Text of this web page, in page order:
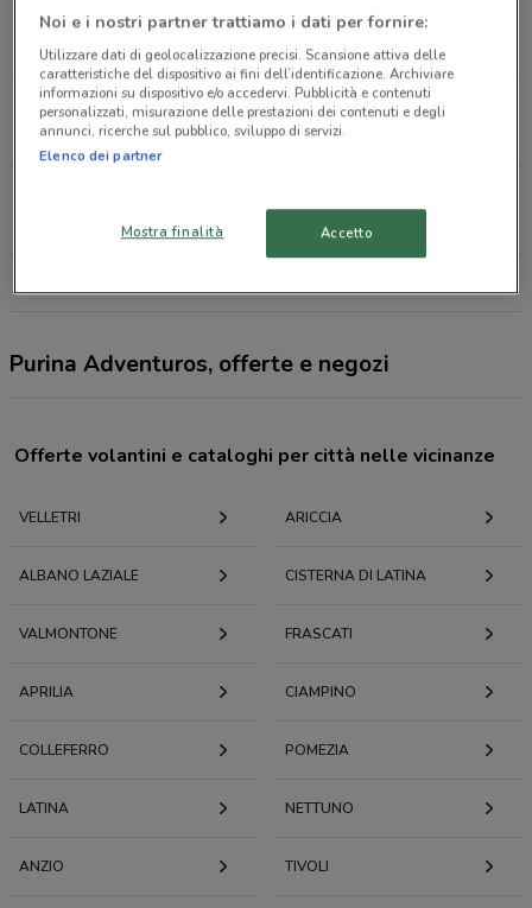
Piazza G. Impastato, 10/13 Genzano Di Roma
7.5 km
CHIUSO
Via delle Cerquette, snc Ariccia
9.1 km
CHIUSO
9.3 km
CHIUSO
Purina Adventuros, offerte e negozi
Offerte volantini e cataloghi per città nelle vicinanze
VELLETRI ARICCIA
ALBANO LAZIALE CISTERNA DI LATINA
VALMONTONE FRASCATI
APRILIA CIAMPINO
COLLEFERRO POMEZIA
LATINA NETTUNO
ANZIO TIVOLI
Noi e i nostri partner trattiamo i dati per fornire:
Utilizzare dati di geolocalizzazione precisi. Scansione attiva delle
caratteristiche del dispositivo ai fini dell’identificazione. Archiviare
informazioni su dispositivo e/o accedervi. Pubblicità e contenuti
personalizzati, misurazione delle prestazioni dei contenuti e degli
annunci, ricerche sul pubblico, sviluppo di servizi.
Elenco dei partner
Mostra finalità Accetto